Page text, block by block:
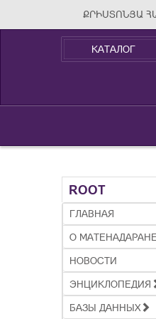
ՔՐԻՍՏՈՆՅԱ
КАТАЛОГ
ROOT
ГЛАВНАЯ
О МАТЕНАДАРАНЕ
НОВОСТИ
ЭНЦИКЛОПЕДИЯ
БАЗЫ ДАННЫХ